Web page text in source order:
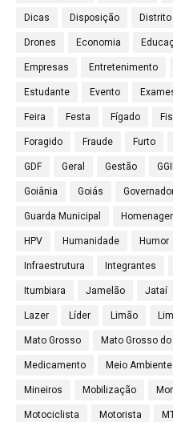
Dicas Disposição Distrito
Drones Economia
Empresas Entretenimento
Estudante Evento
Feira Festa Fígado
Foragido Fraude Furto
GDF Geral Gestão
Goiânia Goiás
Guarda Municipal
HPV Humanidade Humor
Infraestrutura Integrantes
Itumbiara Jamelão Jataí
Lazer Líder Limão
Mato Grosso Mato Grosso do
Medicamento Meio Ambiente
Mineiros Mobilização
Motociclista Motorista